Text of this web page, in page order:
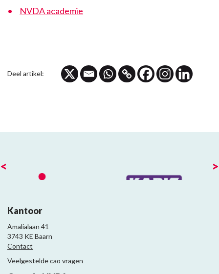
NVDA academie
Deel artikel:
< >
Kantoor
Amalialaan 41
3743 KE Baarn
Contact
Veelgestelde cao vragen